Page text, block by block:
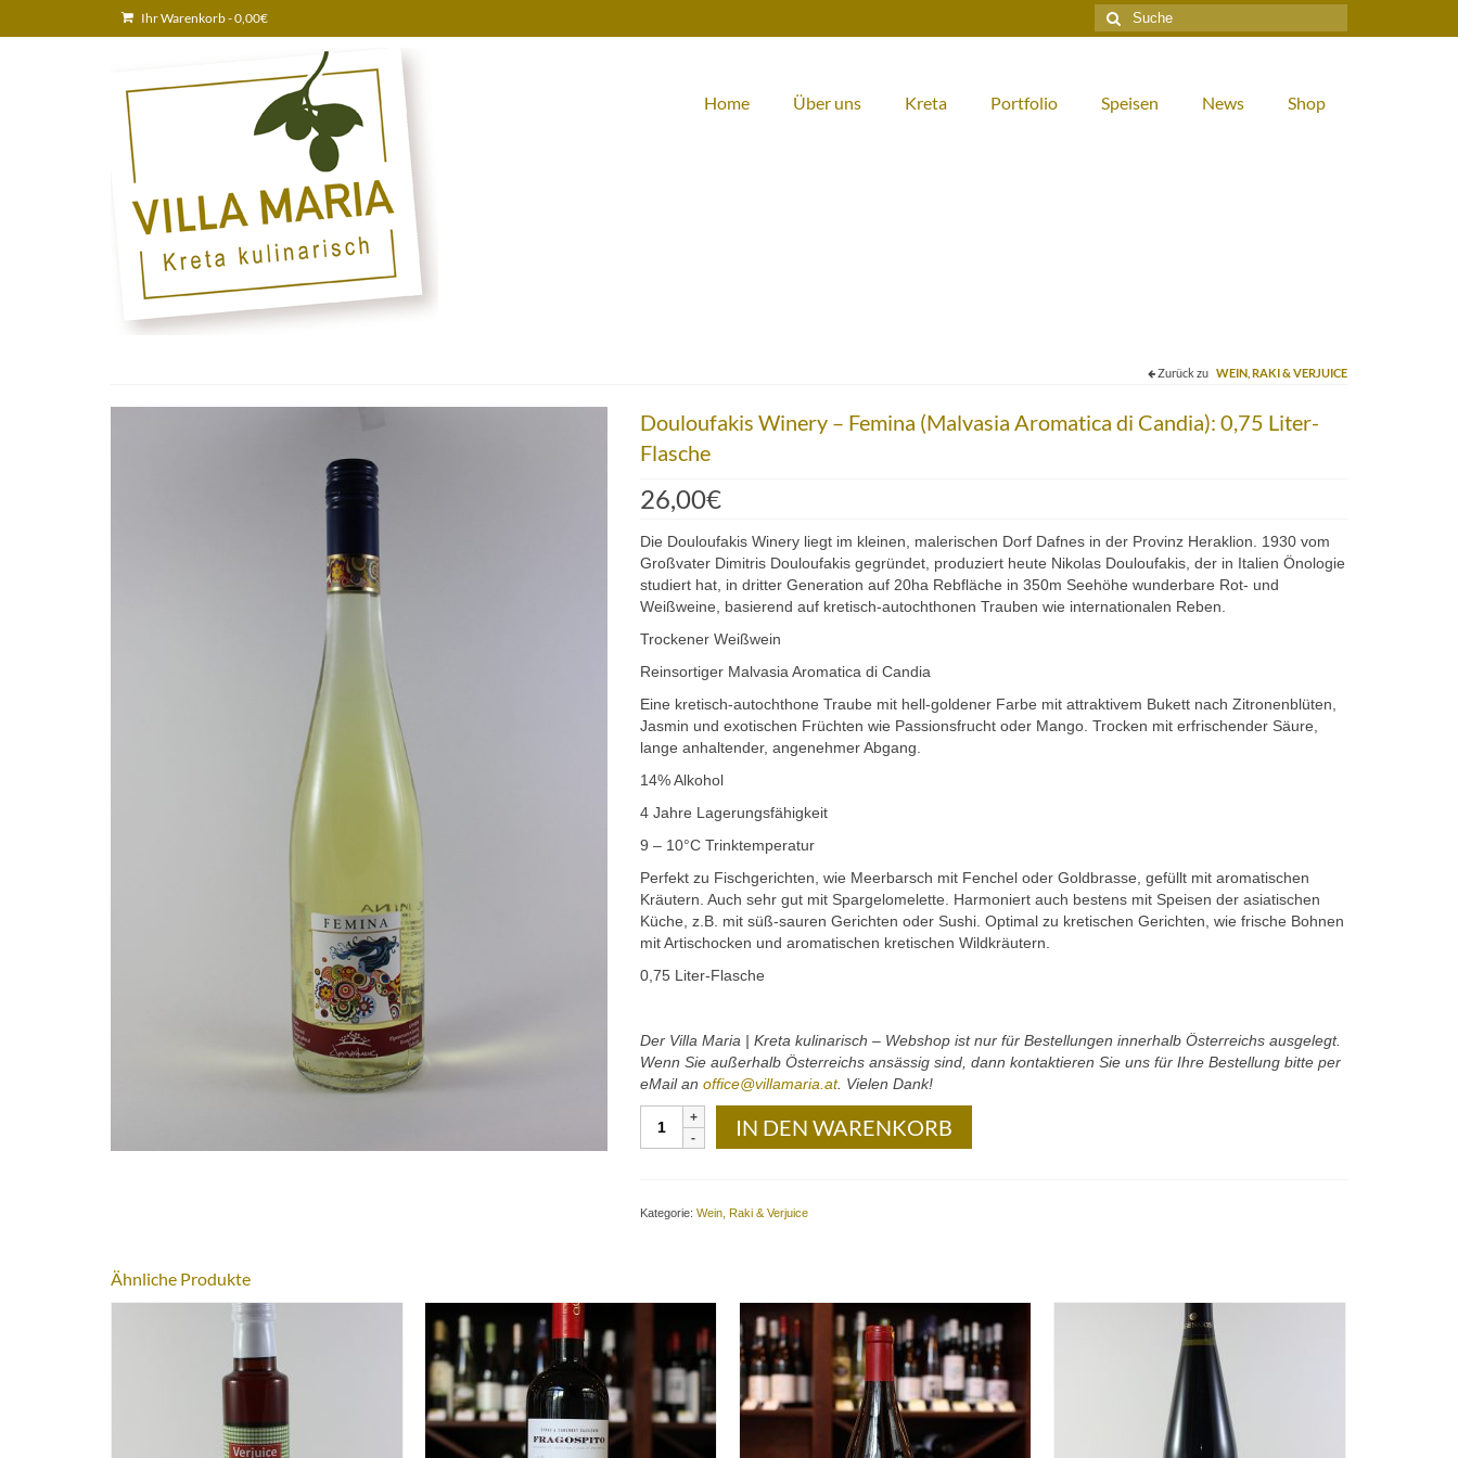
Ihr Warenkorb-0,00€
Suche
nach:
Home Über uns Kreta Portfolio Speisen News Shop
Zurück zu WEIN, RAKI & VERJUICE
Douloufakis Winery – Femina (Malvasia Aromatica di Candia): 0,75 Liter-
Flasche
26,00€
Die Douloufakis Winery liegt im kleinen, malerischen Dorf Dafnes in der Provinz Heraklion. 1930 vom
Großvater Dimitris Douloufakis gegründet, produziert heute Nikolas Douloufakis, der in Italien Önologie
studiert hat, in dritter Generation auf 20ha Rebfläche in 350m Seehöhe wunderbare Rot- und
Weißweine, basierend auf kretisch-autochthonen Trauben wie internationalen Reben.
Trockener Weißwein
Reinsortiger Malvasia Aromatica di Candia
Eine kretisch-autochthone Traube mit hell-goldener Farbe mit attraktivem Bukett nach Zitronenblüten,
Jasmin und exotischen Früchten wie Passionsfrucht oder Mango. Trocken mit erfrischender Säure,
lange anhaltender, angenehmer Abgang.
14% Alkohol
4 Jahre Lagerungsfähigkeit
9 – 10°C Trinktemperatur
Perfekt zu Fischgerichten, wie Meerbarsch mit Fenchel oder Goldbrasse, gefüllt mit aromatischen
Kräutern. Auch sehr gut mit Spargelomelette. Harmoniert auch bestens mit Speisen der asiatischen
Küche, z.B. mit süß-sauren Gerichten oder Sushi. Optimal zu kretischen Gerichten, wie frische Bohnen
mit Artischocken und aromatischen kretischen Wildkräutern.
0,75 Liter-Flasche
Der Villa Maria | Kreta kulinarisch – Webshop ist nur für Bestellungen innerhalb Österreichs ausgelegt.
Wenn Sie außerhalb Österreichs ansässig sind, dann kontaktieren Sie uns für Ihre Bestellung bitte per
eMail an office@villamaria.at. Vielen Dank!
Douloufakis
Winery
Aromatica
Flasche
Menge
IN DEN WARENKORB
Kategorie: Wein, Raki & Verjuice
Ähnliche Produkte